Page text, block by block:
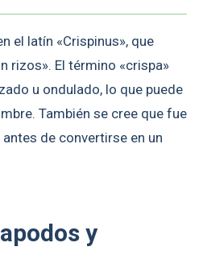
el latín «Crispinus», que
rizos». El término «crispa»
u ondulado, lo que puede
También se cree que fue
de convertirse en un
y